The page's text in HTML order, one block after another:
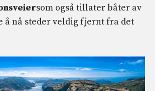
som også tillater båter av
å nå steder veldig fjernt fra det